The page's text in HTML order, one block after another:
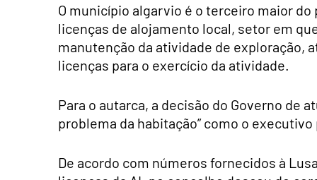
O município algarvio é o terceiro maior
licenças de alojamento local, setor em
manutenção da atividade de exploração,
licenças para o exercício da atividade.
Para o autarca, a decisão do Governo de
problema da habitação” como o
De acordo com números fornecidos à